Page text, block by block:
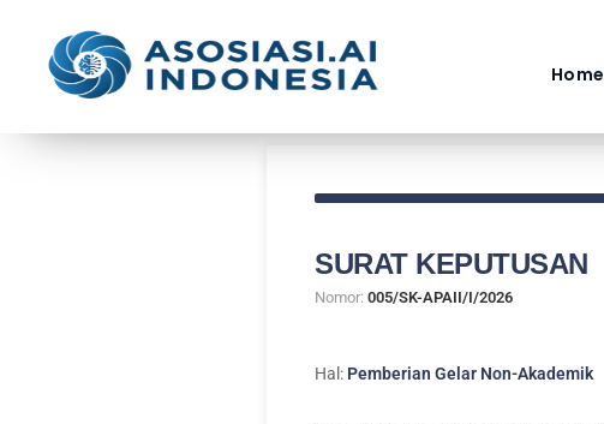
Home
SURAT KEPUTUSAN
Nomor: 005/SK-APAII/I/2026
Hal: Pemberian Gelar Non-Akademik